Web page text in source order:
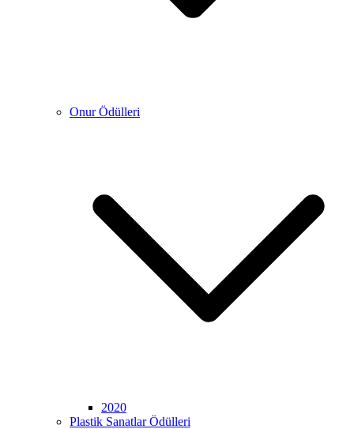
Onur Ödülleri
2020
Plastik Sanatlar Ödülleri